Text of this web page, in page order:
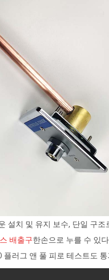
설치 및 유지 보수, 단일 구
배출구한손으로 누를 수 있
러그 앤 풀 피로 테스트도